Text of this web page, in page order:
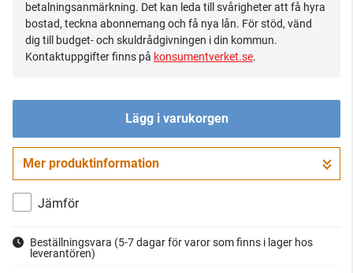
betalningsanmärkning. Det kan leda till svårigheter att få hyra
bostad, teckna abonnemang och få nya lån. För stöd, vänd
dig till budget- och skuldrådgivningen i din kommun.
Kontaktuppgifter finns på konsumentverket.se.
Lägg i varukorgen
Gå till kassan
Mer produktinformation
Jämför
Beställningsvara (5-7 dagar för varor som finns i lager hos
leverantören)